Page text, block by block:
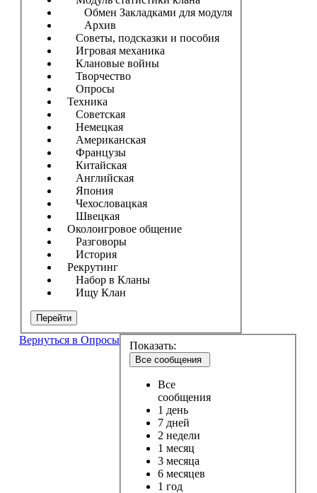
Обмен Закладками для модуля
Архив
Советы, подсказки и пособия
Игровая механика
Клановые войны
Творчество
Опросы
Техника
Советская
Немецкая
Американская
Французы
Китайская
Английская
Япония
Чехословацкая
Швецкая
Околоигровое общение
Разговоры
История
Рекрутинг
Набор в Кланы
Ищу Клан
Перейти
Вернуться в Опросы Показать:
Все сообщения
Все
сообщения
1 день
7 дней
2 недели
1 месяц
3 месяца
6 месяцев
1 год